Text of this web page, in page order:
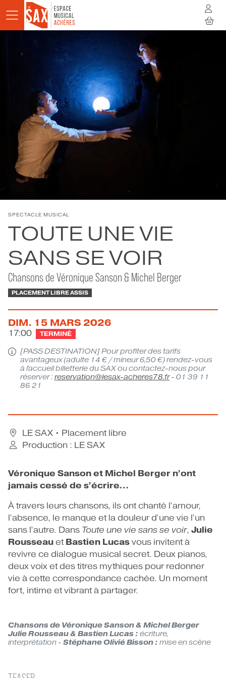
Aller au contenu principal
SPECTACLE MUSICAL
TOUTE UNE VIE
SANS SE VOIR
Chansons de Véronique Sanson & Michel Berger
PLACEMENT LIBRE ASSIS
DIM. 15 MARS 2026
17:00 TERMINÉ
[PASS DESTINATION] Pour profiter des tarifs
avantageux (adulte 14 € / mineur 6,50 €) rendez-vous
à l'accueil billetterie du SAX ou contactez-nous pour
réserver :reservation@lesax-acheres78.fr- 01 39 11
86 21
LE SAX • Placement libre
Production : LE SAX
Véronique Sanson et Michel Berger n’ont
jamais cessé de s’écrire…
À travers leurs chansons, ils ont chanté l’amour,
l’absence, le manque et la douleur d’une vie l’un
sans l’autre. Dans Toute une vie sans se voir, Julie
Rousseau et Bastien Lucas vous invitent à
revivre ce dialogue musical secret. Deux pianos,
deux voix et des titres mythiques pour redonner
vie à cette correspondance cachée. Un moment
fort, intime et vibrant à partager.
Chansons de Véronique Sanson & Michel Berger
Julie Rousseau & Bastien Lucas : écriture,
interprétation - Stéphane Olivié Bisson : mise en scène
AGENDA
ACTUALITÉS
STUDIOS
RÉSIDENCES
À LA RENCONTRE
INFOS PRATIQUES
BILLETTERIE
CONTACT